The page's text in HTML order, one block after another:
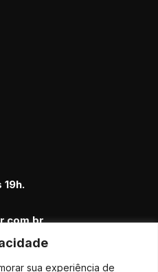
sua experiência de
19h.